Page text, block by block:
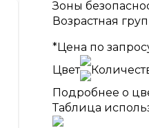
Зоны
Возрастная
*Цена по
Цвет
Подробнее о
Таблица